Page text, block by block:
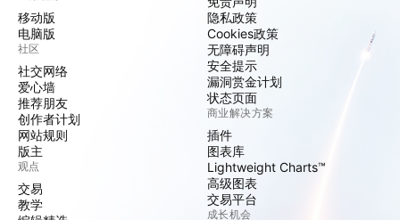
移动版
电脑版
社区
社交网络
爱心墙
推荐朋友
创作者计划
网站规则
版主
观点
交易
教学
隐私政策
Cookies政策
无障碍声明
安全提示
漏洞赏金计划
状态页面
商业解决方案
插件
图表库
Lightweight Charts™
高级图表
交易平台
成长机会